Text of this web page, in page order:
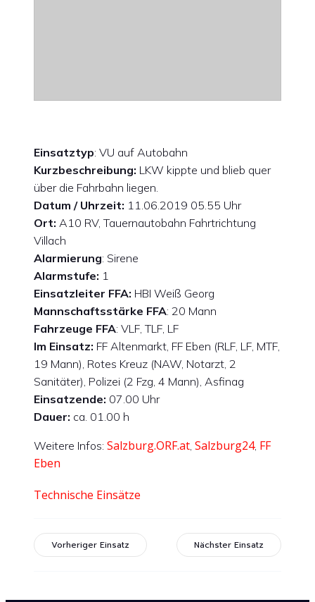
Einsatztyp: VU auf Autobahn
Kurzbeschreibung: LKW kippte und blieb quer
über die Fahrbahn liegen.
Datum / Uhrzeit: 11.06.2019 05.55 Uhr
Ort: A10 RV, Tauernautobahn Fahrtrichtung
Villach
Alarmierung: Sirene
Alarmstufe: 1
Einsatzleiter FFA: HBI Weiß Georg
Mannschaftsstärke FFA: 20 Mann
Fahrzeuge FFA: VLF, TLF, LF
Im Einsatz: FF Altenmarkt, FF Eben (RLF, LF, MTF,
19 Mann), Rotes Kreuz (NAW, Notarzt, 2
Sanitäter), Polizei (2 Fzg, 4 Mann), Asfinag
Einsatzende: 07.00 Uhr
Dauer: ca. 01.00 h
Weitere Infos: Salzburg.ORF.at, Salzburg24, FF
Eben
Technische Einsätze
Vorheriger Einsatz Nächster Einsatz